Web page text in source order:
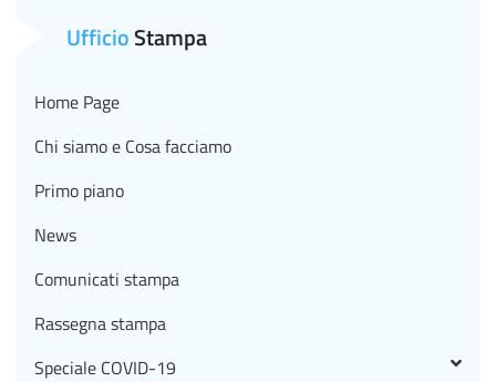
UfficioStampa
Home Page
Chi siamo e Cosa facciamo
Primo piano
News
Comunicati stampa
Rassegna stampa
Speciale COVID-19